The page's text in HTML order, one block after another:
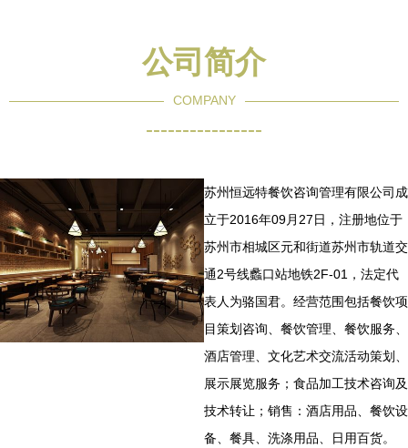
公司简介
COMPANY
----------------
苏州恒远特餐饮咨询管理有限公司成
立于2016年09月27日，注册地位于
苏州市相城区元和街道苏州市轨道交
通2号线蠡口站地铁2F-01，法定代
表人为骆国君。经营范围包括餐饮项
目策划咨询、餐饮管理、餐饮服务、
酒店管理、文化艺术交流活动策划、
展示展览服务；食品加工技术咨询及
技术转让；销售：酒店用品、餐饮设
备、餐具、洗涤用品、日用百货。